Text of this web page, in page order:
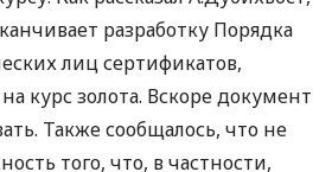
банки, биржи и,
управления НБУ.
на вторичном рынке и
по финансовым
же инвестора смогут